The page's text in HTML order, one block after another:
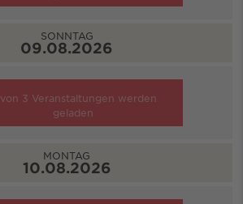
SONNTAG
09.08.2026
von 3 Veranstaltungen werden
geladen
MONTAG
10.08.2026